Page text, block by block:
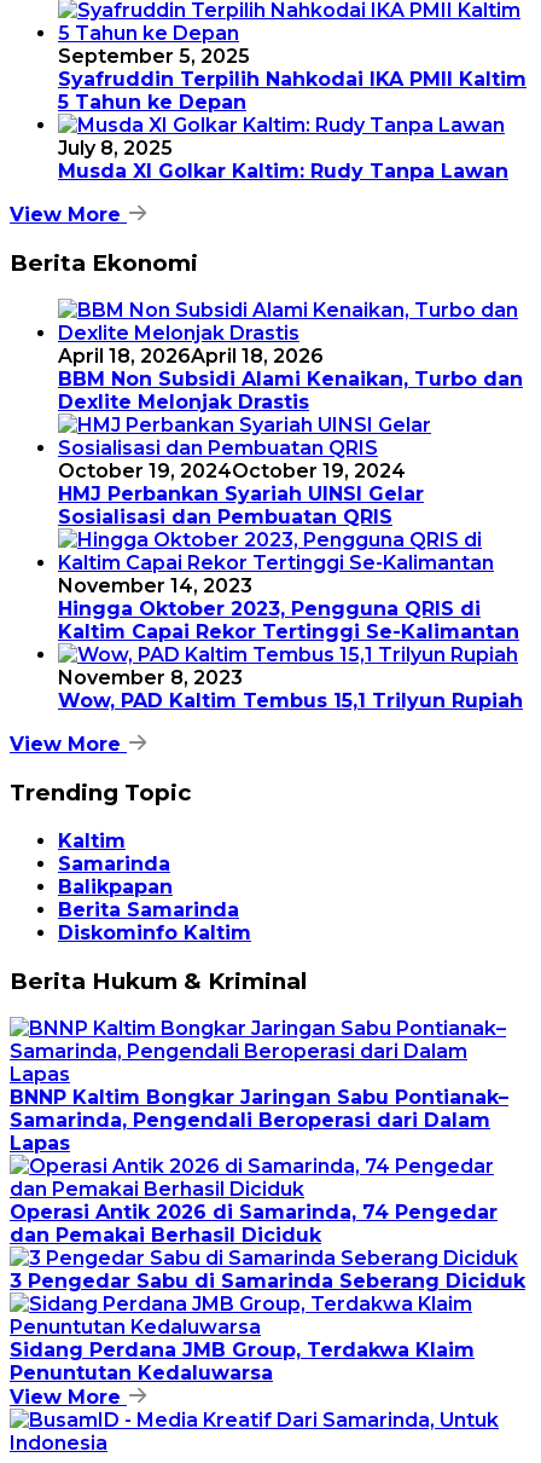
September 5, 2025
Syafruddin Terpilih Nahkodai IKA PMII Kaltim
5 Tahun ke Depan
July 8, 2025
Musda XI Golkar Kaltim: Rudy Tanpa Lawan
View More
Berita Ekonomi
April 18, 2026April 18, 2026
BBM Non Subsidi Alami Kenaikan, Turbo dan
Dexlite Melonjak Drastis
October 19, 2024October 19, 2024
HMJ Perbankan Syariah UINSI Gelar
Sosialisasi dan Pembuatan QRIS
November 14, 2023
Hingga Oktober 2023, Pengguna QRIS di
Kaltim Capai Rekor Tertinggi Se-Kalimantan
November 8, 2023
Wow, PAD Kaltim Tembus 15,1 Trilyun Rupiah
View More
Trending Topic
Kaltim
Samarinda
Balikpapan
Berita Samarinda
Diskominfo Kaltim
Berita Hukum & Kriminal
BNNP Kaltim Bongkar Jaringan Sabu Pontianak–
Samarinda, Pengendali Beroperasi dari Dalam
Lapas
Operasi Antik 2026 di Samarinda, 74 Pengedar
dan Pemakai Berhasil Diciduk
3 Pengedar Sabu di Samarinda Seberang Diciduk
Sidang Perdana JMB Group, Terdakwa Klaim
Penuntutan Kedaluwarsa
View More